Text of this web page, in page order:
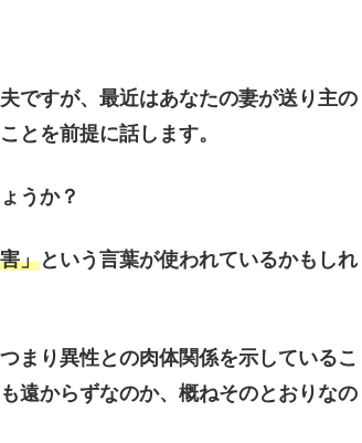
ですが、最近はあなたの妻が送り主の
とを前提に話します。
うか？
」という言葉が使われているかもしれ
まり異性との肉体関係を示しているこ
遠からずなのか、概ねそのとおりなの